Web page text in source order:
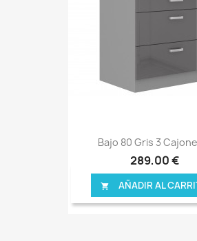
Bajo 80 Gris 3
289,00 €
 AÑADIR AL